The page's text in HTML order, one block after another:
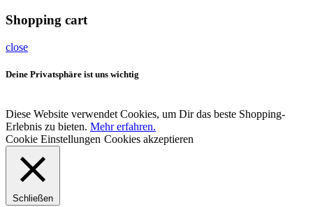
Shopping cart
close
Deine Privatsphäre ist uns wichtig
Diese Website verwendet Cookies, um Dir das beste Shopping-
Erlebnis zu bieten. Mehr erfahren.
Cookie Einstellungen Cookies akzeptieren
Schließen